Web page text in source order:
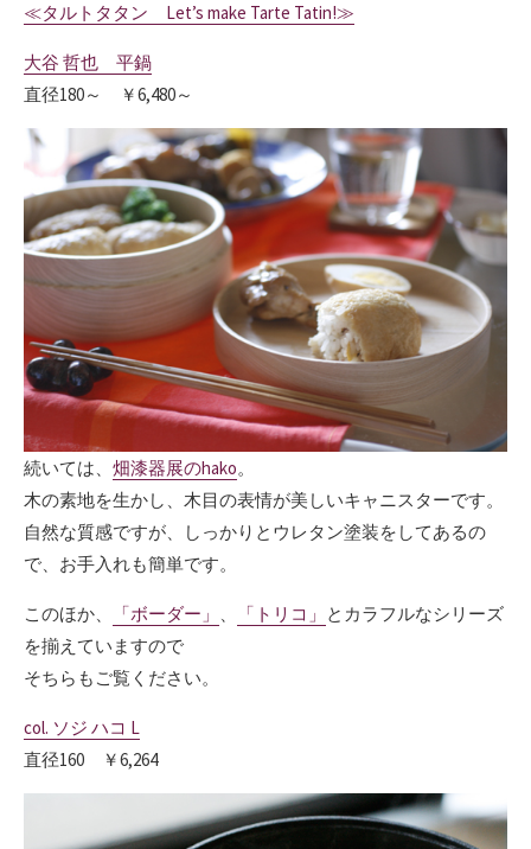
≪タルトタタン Let’s make Tarte Tatin!≫
大谷 哲也 平鍋
直径180～ ￥6,480～
続いては、 畑漆器展のhako。
木の素地を生かし、木目の表情が美しいキャニスターです。
自然な質感ですが、しっかりとウレタン塗装をしてあるの
で、お手入れも簡単です。
このほか、 「ボーダー」 「トリコ」 とカラフルなシリーズ
を揃えていますので
そちらもご覧ください。
col. ソジ ハコ L
直径160 ￥6,264